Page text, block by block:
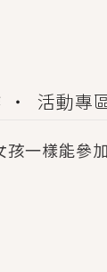
活動專
一樣能參
、專屬服
》追妻火